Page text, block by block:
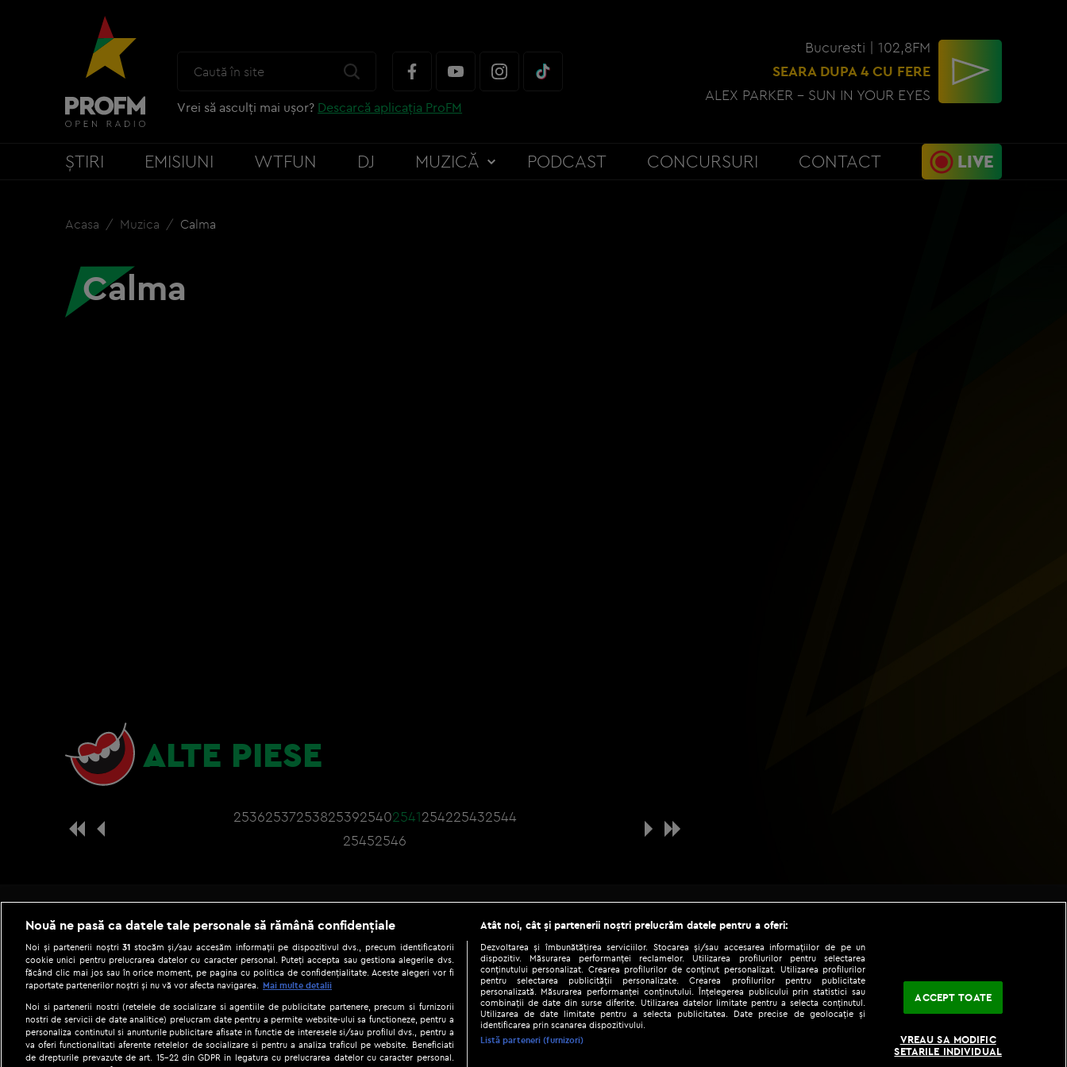
Vrei să asculți mai ușor? Descarcă aplicația ProFM
Bucuresti | 102,8FM
SEARA DUPA 4 CU FERE
ALEX PARKER - SUN IN YOUR EYES
ȘTIRI EMISIUNI WTFUN DJ MUZICĂ PODCAST CONCURSURI CONTACT LIVE
Acasa Muzica Calma
Calma
ALTE PIESE
253625372538253925402541254225432544
25452546
Be social
Copyright © 2026 / DIGI ROMANIA S.A.
Gestionați preferințele|Termeni și condiții|Politica de confidențialitate|
Nouă ne pasă ca datele tale personale să rămână confidențiale
Noi și partenerii noștri31 stocăm și/sau accesăm informații pe dispozitivul dvs., precum identificatorii
cookie unici pentru prelucrarea datelor cu caracter personal. Puteți accepta sau gestiona alegerile dvs.
făcând clic mai jos sau în orice moment, pe pagina cu politica de confidențialitate. Aceste alegeri vor fi
raportate partenerilor noștri și nu vă vor afecta navigarea.
Mai multe detalii
Noi si partenerii nostri (retelele de socializare si agentiile de publicitate partenere, precum si furnizorii
nostri de servicii de date analitice) prelucram date pentru a permite website-ului sa functioneze, pentru a
personaliza continutul si anunturile publicitare afisate in functie de interesele si/sau profilul dvs., pentru a
va oferi functionalitati aferente retelelor de socializare si pentru a analiza traficul pe website. Beneficiati
de drepturile prevazute de art. 15-22 din GDPR in legatura cu prelucrarea datelor cu caracter personal.
Atât noi, cât și partenerii noștri prelucrăm datele pentru a oferi:
Dezvoltarea și îmbunătățirea serviciilor. Stocarea și/sau accesarea informațiilor de pe un
dispozitiv. Măsurarea performanței reclamelor. Utilizarea profilurilor pentru selectarea
conținutului personalizat. Crearea profilurilor de conținut personalizat. Utilizarea profilurilor
pentru selectarea publicității personalizate. Crearea profilurilor pentru publicitate
personalizată. Măsurarea performanței conținutului. Înțelegerea publicului prin statistici sau
combinații de date din surse diferite. Utilizarea datelor limitate pentru a selecta conținutul.
Utilizarea de date limitate pentru a selecta publicitatea. Date precise de geolocație și
identificarea prin scanarea dispozitivului.
Listă parteneri (furnizori)
ACCEPT TOATE
VREAU SA MODIFIC
SETARILE INDIVIDUAL